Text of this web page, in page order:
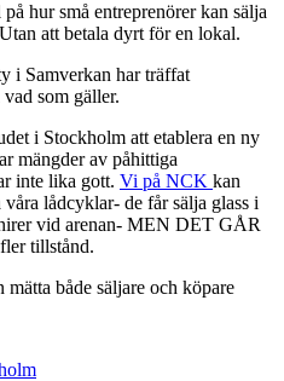
hur små entreprenörer kan sälja
att betala dyrt för en lokal.
i Samverkan har träffat
som gäller.
i Stockholm att etablera en ny
mängder av påhittiga
inte lika gott. Vi på NCK kan
lådcyklar- de får sälja glass i
vid arenan- MEN DET GÅR
tillstånd.
mätta både säljare och köpare